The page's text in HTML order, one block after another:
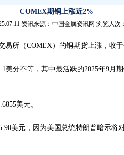
COMEX期铜上涨近2%
资讯来源：中国金属资讯网 浏览人次
易所（COMEX）的铜期货上涨，收
美分不等，其中最活跃的2025年9月
美元。
美元，因为美国总统特朗普暗示将